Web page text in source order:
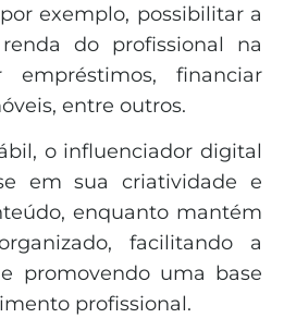
exemplo, possibilitar a
do profissional na
financiar
entre outros.
o influenciador digital
em sua criatividade e
enquanto mantém
facilitando a
promovendo uma base
profissional.